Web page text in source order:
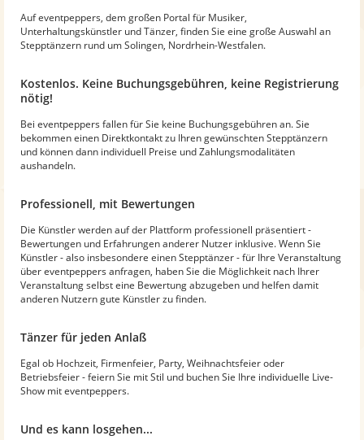
Auf eventpeppers, dem großen Portal für Musiker,
Unterhaltungskünstler und Tänzer, finden Sie eine große Auswahl an
Stepptänzern rund um Solingen, Nordrhein-Westfalen.
Kostenlos. Keine Buchungsgebühren, keine Registrierung
nötig!
Bei eventpeppers fallen für Sie keine Buchungsgebühren an. Sie
bekommen einen Direktkontakt zu Ihren gewünschten Stepptänzern
und können dann individuell Preise und Zahlungsmodalitäten
aushandeln.
Professionell, mit Bewertungen
Die Künstler werden auf der Plattform professionell präsentiert -
Bewertungen und Erfahrungen anderer Nutzer inklusive. Wenn Sie
Künstler - also insbesondere einen Stepptänzer - für Ihre Veranstaltung
über eventpeppers anfragen, haben Sie die Möglichkeit nach Ihrer
Veranstaltung selbst eine Bewertung abzugeben und helfen damit
anderen Nutzern gute Künstler zu finden.
Tänzer für jeden Anlaß
Egal ob Hochzeit, Firmenfeier, Party, Weihnachtsfeier oder
Betriebsfeier - feiern Sie mit Stil und buchen Sie Ihre individuelle Live-
Show mit eventpeppers.
Und es kann losgehen...